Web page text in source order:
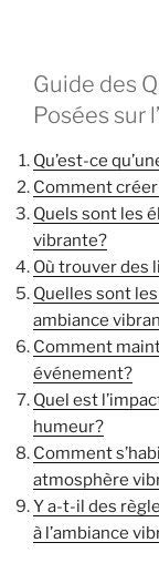
Guide des
Posées sur
Qu’est-ce
Comment
Quels sont les
vibrante?
Où trouver des
Quelles sont
ambiance
Comment
événement?
Quel est
humeur?
Comment
atmosphère
Y a-t-il des
à l’ambiance